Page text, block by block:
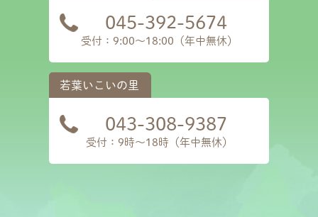
045-392-5674
受付：9:00～18:00（年中無休）
043-308-9387
受付：9時〜18時（年中無休）